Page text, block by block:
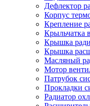
Дефлектор
Корпус
Крепление
Крыльчатка
Крышка
Крышка
Масляный
Мотор
Патрубок
Прокладки
Радиатор